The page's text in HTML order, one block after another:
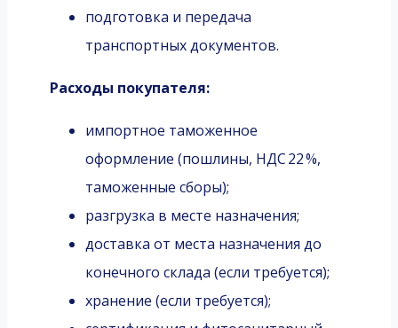
подготовка и передача
транспортных документов.
Расходы покупателя:
импортное таможенное
оформление (пошлины, НДС 22 %,
таможенные сборы);
разгрузка в месте назначения;
доставка от места назначения до
конечного склада (если требуется);
хранение (если требуется);